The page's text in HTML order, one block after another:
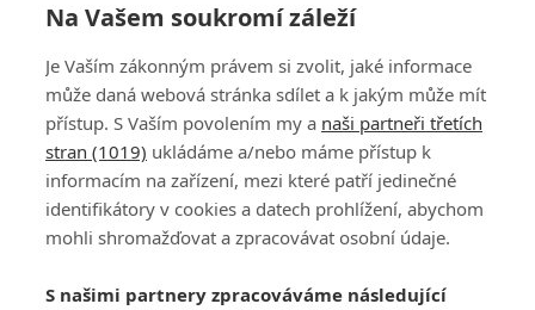
PŘIHLÁSIT
REGISTROVAT
DISKUZE
Šéfredaktorkou webu jePetr Slavík, e-mailserialy@fandimefilmu.cz
Na Vašem soukromí záleží
Je Vaším zákonným právem si zvolit, jaké informace
může daná webová stránka sdílet a k jakým může mít
přístup. S Vaším povolením my a naši partneři třetích
stran (1019) ukládáme a/nebo máme přístup k
informacím na zařízení, mezi které patří jedinečné
identifikátory v cookies a datech prohlížení, abychom
mohli shromažďovat a zpracovávat osobní údaje.
S našimi partnery zpracováváme následující